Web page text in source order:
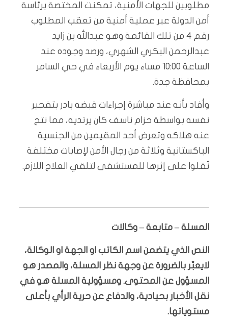
مطلوبين للجهات الأمنية، تمكنت المختصة برئاسة
أمن الدولة عبر عملية أمنية من تعقب المطلوب
رقم 4 من تلك القائمة وهو عبدالله بن زايد
عبدالرحمن البكري الشهري، ورصد وجوده عند
الساعة 10:00 مساء يوم الأربعاء في حي السامر
بمحافظة جدة.
وأفاد بأنه عند مباشرة إجراءات قبضه بادر بتفجير
نفسه بواسطة حزام ناسف كان يرتديه، مما نتج
عنه هلاكه وتعرض أحد المقيمين من الجنسية
الباكستانية وثلاثة من رجال الأمن لإصابات مختلفة
نُقلوا على إثرها للمستشفى لتلقي العلاج اللازم.
المسلة – متابعة – وكالات
النص الذي يتضمن اسم الكاتب او الجهة او الوكالة،
لايعبّر بالضرورة عن وجهة نظر المسلة، والمصدر هو
المسؤول عن المحتوى. ومسؤولية المسلة هو في
نقل الأخبار بحيادية، والدفاع عن حرية الرأي بأعلى
مستوياتها.